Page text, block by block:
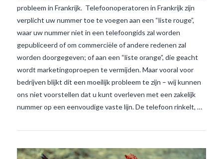
VIEW POST
probleem in Frankrijk. Telefoonoperatoren in Frankrijk zijn
verplicht uw nummer toe te voegen aan een “liste rouge”,
waar uw nummer niet in een telefoongids zal worden
gepubliceerd of om commerciële of andere redenen zal
worden doorgegeven; of aan een “liste orange”, die geacht
wordt marketingoproepen te vermijden. Maar vooral voor
bedrijven blijkt dit een moeilijk probleem te zijn – wij kunnen
ons niet voorstellen dat u kunt overleven met een zakelijk
nummer op een eenvoudige vaste lijn. De telefoon rinkelt, …